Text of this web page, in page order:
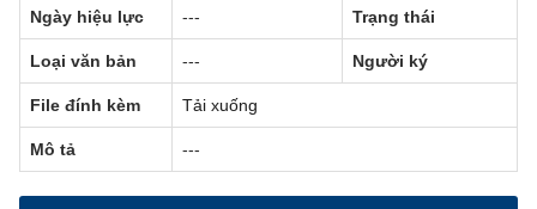
Ngày hiệu lực --- Trạng thái
Loại văn bản --- Người ký
File đính kèm Tải xuống
Mô tả ---